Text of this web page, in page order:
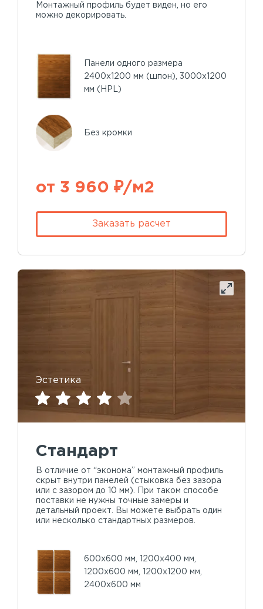
Монтажный профиль будет виден, но его
можно декорировать.
Панели одного размера
2400х1200 мм (шпон), 3000х1200
мм (HPL)
Без кромки
от 3 960 ₽/м2
Заказать расчет
Эстетика
Стандарт
В отличие от “эконома” монтажный профиль
скрыт внутри панелей (стыковка без зазора
или с зазором до 10 мм). При таком способе
поставки не нужны точные замеры и
детальный проект. Вы можете выбрать один
или несколько стандартных размеров.
600х600 мм, 1200х400 мм,
1200х600 мм, 1200х1200 мм,
2400х600 мм